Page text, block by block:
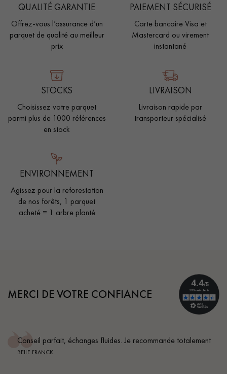
QUALITÉ GARANTIE
Offrez-vous l’assurance d’un
parquet de qualité au meilleur
prix
PAIEMENT SÉCURISÉ
Carte bancaire Visa et
Mastercard ou virement
instantané
STOCKS
Choisissez votre parquet
parmi plus de 1000 références
en stock
LIVRAISON
Livraison rapide par
transporteur spécialisé
ENVIRONNEMENT
Agissez pour la reforestation
de nos forêts, 1 parquet
acheté = 1 arbre planté
MERCI DE VOTRE CONFIANCE
Conseil parfait, échanges fluides. Je recommande totalement
BEILE FRANCK